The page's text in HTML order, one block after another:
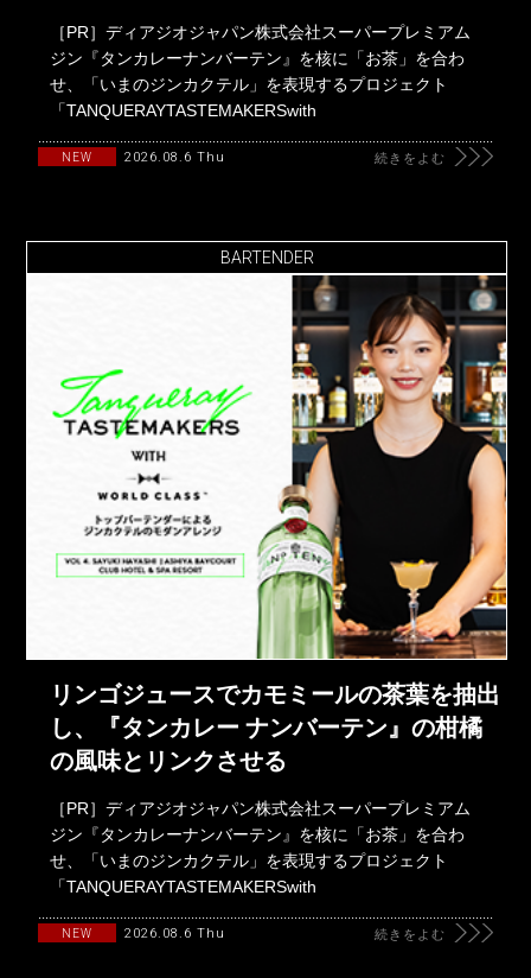
［PR］ディアジオジャパン株式会社スーパープレミアム
ジン『タンカレーナンバーテン』を核に「お茶」を合わ
せ、「いまのジンカクテル」を表現するプロジェクト
「TANQUERAYTASTEMAKERSwith
NEW 2026.08.6 Thu 続きをよむ
BARTENDER
リンゴジュースでカモミールの茶葉を抽出
し、『タンカレー ナンバーテン』の柑橘
の風味とリンクさせる
［PR］ディアジオジャパン株式会社スーパープレミアム
ジン『タンカレーナンバーテン』を核に「お茶」を合わ
せ、「いまのジンカクテル」を表現するプロジェクト
「TANQUERAYTASTEMAKERSwith
NEW 2026.08.6 Thu 続きをよむ